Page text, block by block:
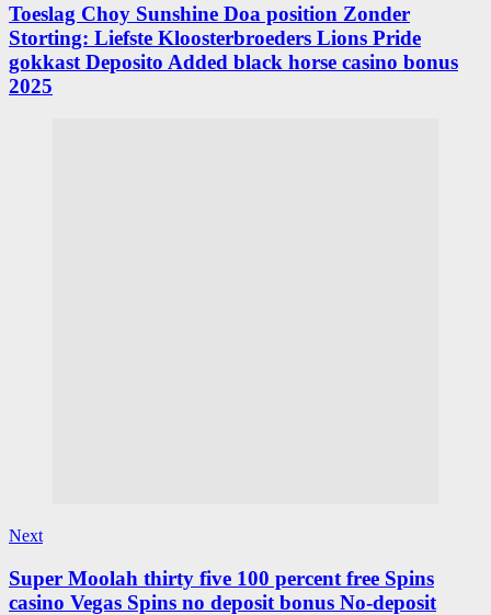
Toeslag Choy Sunshine Doa position Zonder
Storting: Liefste Kloosterbroeders Lions Pride
gokkast Deposito Added black horse casino bonus
2025
Next
Super Moolah thirty five 100 percent free Spins
casino Vegas Spins no deposit bonus No-deposit